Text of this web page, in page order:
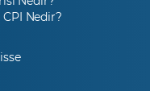
CPI Nedir?